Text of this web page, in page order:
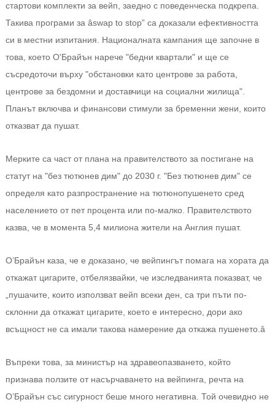
стартови комплекти за вейп, заедно с поведенческа подкрепа.
Такива програми за âswap to stop” са доказали ефективността
си в местни изпитания. Националната кампания ще започне в
това, което О'Брайън нарече "бедни квартали" и ще се
съсредоточи върху "обстановки като центрове за работа,
центрове за бездомни и доставчици на социални жилища".
Планът включва и финансови стимули за бременни жени, които
отказват да пушат.
Мерките са част от плана на правителството за постигане на
статут на "без тютюнев дим" до 2030 г. "Без тютюнев дим" се
определя като разпространение на тютюнопушенето сред
населението от пет процента или по-малко. Правителството
казва, че в момента 5,4 милиона жители на Англия пушат.
О’Брайън каза, че е доказано, че вейпингът помага на хората да
откажат цигарите, отбелязвайки, че изследванията показват, че
„пушачите, които използват вейп всеки ден, са три пъти по-
склонни да откажат цигарите, което е интересно, дори ако
всъщност не са имали такова намерение да откажа пушенето.â
Въпреки това, за министър на здравеопазването, който
признава ползите от насърчаването на вейпинга, речта на
О’Брайън със сигурност беше много негативна. Той очевидно не